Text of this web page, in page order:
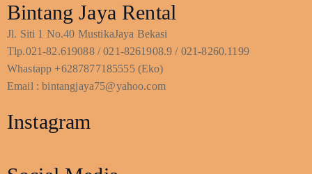
Bintang Jaya Rental
Jl. Siti 1 No.40 MustikaJaya Bekasi
Tlp.021-82.619088 / 021-8261908.9 / 021-8260.1199
Whastapp +6287877185555 (Eko)
Email : bintangjaya75@yahoo.com
Instagram